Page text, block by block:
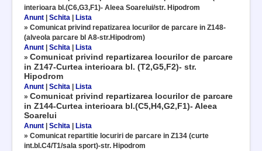
interioara bl.(C6,G3,F1)- Aleea Soarelui/str. Hipodrom
Anunt
Schita
Lista
» Comunicat privind repatizarea locurilor de parcare in Z148-
(alveola parcare bl A8-str.Hipodrom)
Anunt
Schita
Lista
» Comunicat privind repartizarea locurilor de parcare
in Z147-Curtea interioara bl. (T2,G5,F2)- str.
Hipodrom
Anunt Schita
Lista
» Comunicat privind repartizarea locurilor de parcare
in Z144-Curtea interioara bl.(C5,H4,G2,F1)- Aleea
Soarelui
Anunt Schita
Lista
» Comunicat repartitie locuriri de parcare in Z134 (curte
int.bl.C4/T1/sala sport)-str. Hipodrom